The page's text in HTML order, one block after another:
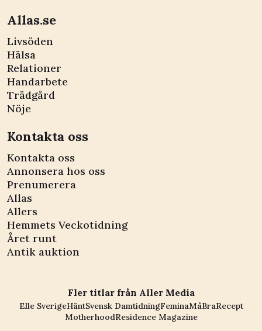
Allas.se
Livsöden
Hälsa
Relationer
Handarbete
Trädgård
Nöje
Kontakta oss
Kontakta oss
Annonsera hos oss
Prenumerera
Allas
Allers
Hemmets Veckotidning
Året runt
Antik auktion
Fler titlar från Aller Media
Elle SverigeHäntSvensk DamtidningFeminaMåBraRecept
MotherhoodResidence Magazine